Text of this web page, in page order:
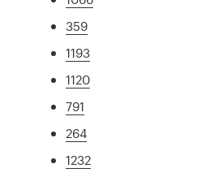
359
1193
1120
791
264
1232